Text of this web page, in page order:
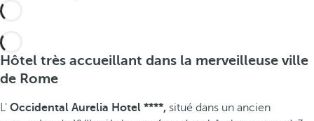
Hôtel très accueillant dans la merveilleuse ville
de Rome
L' Occidental Aurelia Hotel ****, situé dans un ancien